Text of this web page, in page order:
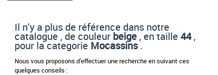
Il n'y a plus de référence dans notre
catalogue , de couleur beige , en taille 44,
pour la categorie Mocassins.
Nous vous proposons d'effectuer une recherche en suivant ces
quelques conseils :